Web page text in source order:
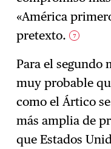
«América
pretexto. 7
Para el segundo
muy probable
como el Ártico
más amplia de
que Estados